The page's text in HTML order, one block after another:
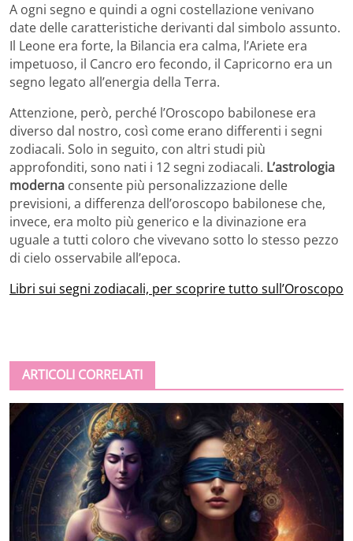
A ogni segno e quindi a ogni costellazione venivano
date delle caratteristiche derivanti dal simbolo assunto.
Il Leone era forte, la Bilancia era calma, l’Ariete era
impetuoso, il Cancro ero fecondo, il Capricorno era un
segno legato all’energia della Terra.
Attenzione, però, perché l’Oroscopo babilonese era
diverso dal nostro, così come erano differenti i segni
zodiacali. Solo in seguito, con altri studi più
approfonditi, sono nati i 12 segni zodiacali. L’astrologia
moderna consente più personalizzazione delle
previsioni, a differenza dell’oroscopo babilonese che,
invece, era molto più generico e la divinazione era
uguale a tutti coloro che vivevano sotto lo stesso pezzo
di cielo osservabile all’epoca.
Libri sui segni zodiacali, per scoprire tutto sull’Oroscopo
ARTICOLI CORRELATI